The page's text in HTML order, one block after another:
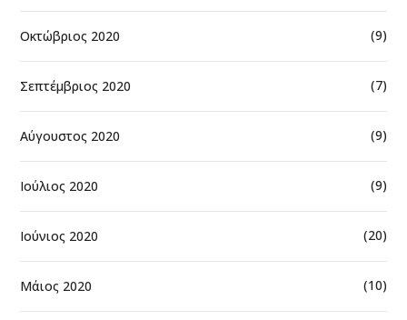
Οκτώβριος 2020 (9)
Σεπτέμβριος 2020 (7)
Αύγουστος 2020 (9)
Ιούλιος 2020 (9)
Ιούνιος 2020 (20)
Μάιος 2020 (10)